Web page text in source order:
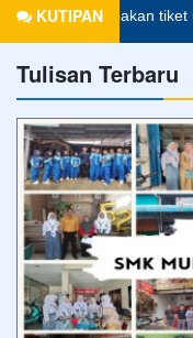
KUTIPAN
merupakan tiket untuk
Tulisan Terbaru